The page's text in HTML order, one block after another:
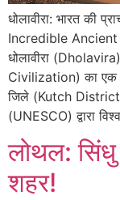
धोलावीरा: भारत की
Incredible
धोलावीरा
Civilization) का एक
जिले (Kutch
(UNESCO) द्वारा
लोथल: सिंधु
शहर!